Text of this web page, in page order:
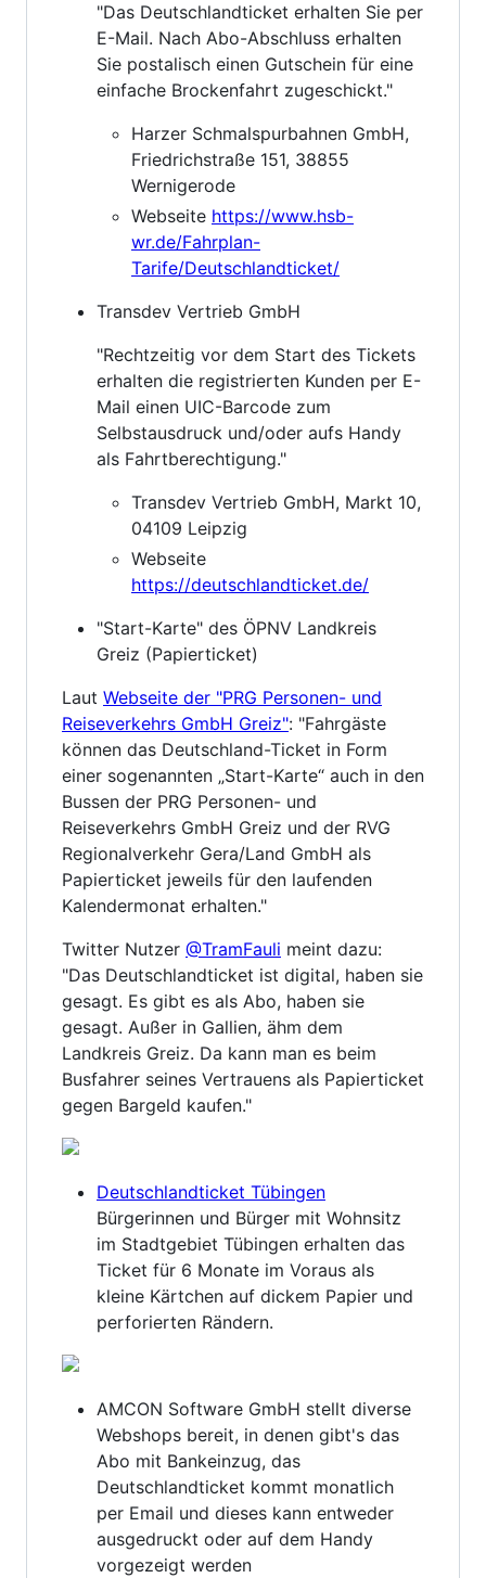
"Das Deutschlandticket erhalten Sie per
E-Mail. Nach Abo-Abschluss erhalten
Sie postalisch einen Gutschein für eine
einfache Brockenfahrt zugeschickt."
Harzer Schmalspurbahnen GmbH,
Friedrichstraße 151, 38855
Wernigerode
Webseite https://www.hsb-
wr.de/Fahrplan-
Tarife/Deutschlandticket/
Transdev Vertrieb GmbH
"Rechtzeitig vor dem Start des Tickets
erhalten die registrierten Kunden per E-
Mail einen UIC-Barcode zum
Selbstausdruck und/oder aufs Handy
als Fahrtberechtigung."
Transdev Vertrieb GmbH, Markt 10,
04109 Leipzig
Webseite
https://deutschlandticket.de/
"Start-Karte" des ÖPNV Landkreis
Greiz (Papierticket)
Laut Webseite der "PRG Personen- und
Reiseverkehrs GmbH Greiz": "Fahrgäste
können das Deutschland-Ticket in Form
einer sogenannten „Start-Karte“ auch in den
Bussen der PRG Personen- und
Reiseverkehrs GmbH Greiz und der RVG
Regionalverkehr Gera/Land GmbH als
Papierticket jeweils für den laufenden
Kalendermonat erhalten."
Twitter Nutzer @TramFauli meint dazu:
"Das Deutschlandticket ist digital, haben sie
gesagt. Es gibt es als Abo, haben sie
gesagt. Außer in Gallien, ähm dem
Landkreis Greiz. Da kann man es beim
Busfahrer seines Vertrauens als Papierticket
gegen Bargeld kaufen."
Deutschlandticket Tübingen
Bürgerinnen und Bürger mit Wohnsitz
im Stadtgebiet Tübingen erhalten das
Ticket für 6 Monate im Voraus als
kleine Kärtchen auf dickem Papier und
perforierten Rändern.
AMCON Software GmbH stellt diverse
Webshops bereit, in denen gibt's das
Abo mit Bankeinzug, das
Deutschlandticket kommt monatlich
per Email und dieses kann entweder
ausgedruckt oder auf dem Handy
vorgezeigt werden